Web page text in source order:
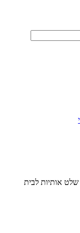
שלט אותיות לבית